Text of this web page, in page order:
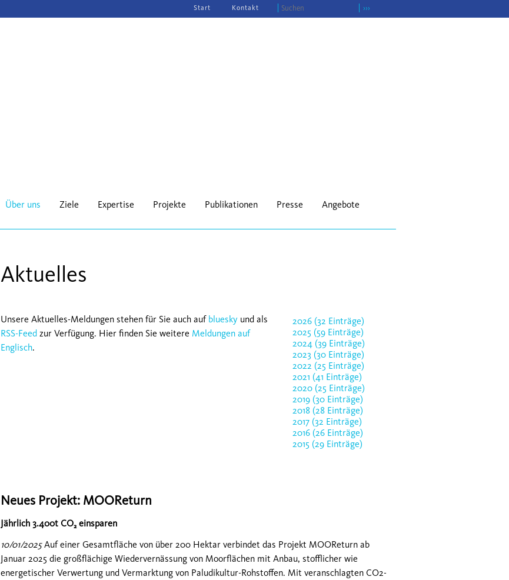
›››
Navigation
überspringen
Start Kontakt
Über uns Ziele Expertise Projekte Publikationen Presse Angebote
Aktuelles
Unsere Aktuelles-Meldungen stehen für Sie auch auf bluesky und als
RSS-Feed zur Verfügung. Hier finden Sie weitere Meldungen auf
Englisch.
2026 (32 Einträge)
2025 (59 Einträge)
2024 (39 Einträge)
2023 (30 Einträge)
2022 (25 Einträge)
2021 (41 Einträge)
2020 (25 Einträge)
2019 (30 Einträge)
2018 (28 Einträge)
2017 (32 Einträge)
2016 (26 Einträge)
2015 (29 Einträge)
Neues Projekt: MOOReturn
Jährlich 3.400t CO₂ einsparen
10/01/2025Auf einer Gesamtfläche von über 200 Hektar verbindet das Projekt MOOReturn ab
Januar 2025 die großflächige Wiedervernässung von Moorflächen mit Anbau, stofflicher wie
energetischer Verwertung und Vermarktung von Paludikultur-Rohstoffen. Mit veranschlagten CO2-